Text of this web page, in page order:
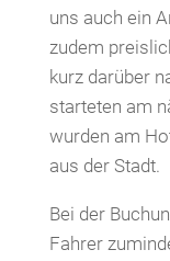
uns auch ein
zudem
kurz darüber
starteten am
wurden am
aus der Stadt.
Bei der
Fahrer